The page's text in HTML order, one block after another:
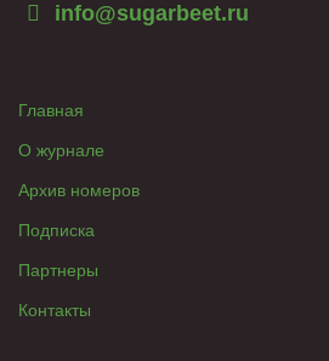
info@sugarbeet.ru
Главная
О журнале
Архив номеров
Подписка
Партнеры
Контакты